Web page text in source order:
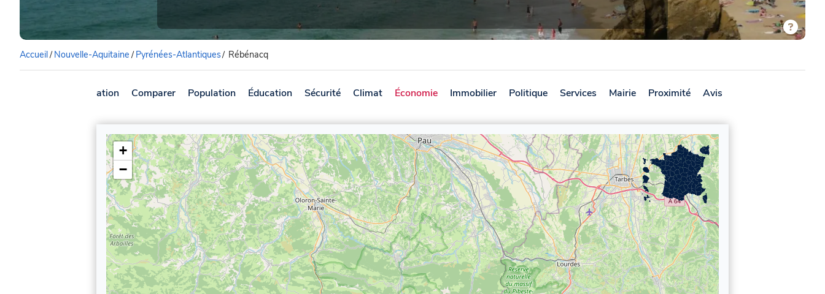
Accueil/ Nouvelle-Aquitaine/ Pyrénées-Atlantiques/ Rébénacq
Présentation Comparer Population Éducation Sécurité Climat Économie Immobilier Politique Services Mairie Proximité Avis
+
−